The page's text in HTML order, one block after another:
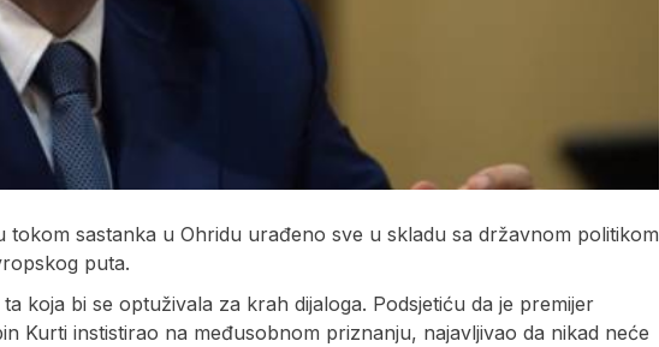
tokom sastanka u Ohridu urađeno sve u skladu sa državnom politikom
puta.
koja bi se optuživala za krah dijaloga. Podsjetiću da je premijer
Kurti instistirao na međusobnom priznanju, najavljivao da nikad neće